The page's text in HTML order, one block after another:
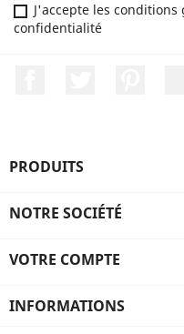
J'accepte les
confidentialité
PRODUITS
NOTRE SOCIÉTÉ
VOTRE COMPTE
INFORMATIONS